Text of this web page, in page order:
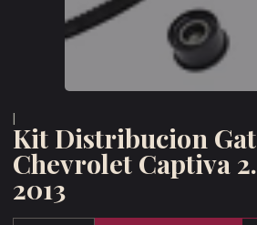
Kit Distribucion
Chevrolet Captiva
2013